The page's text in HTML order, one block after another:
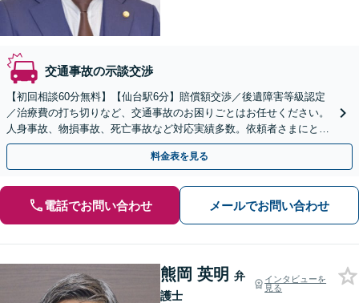
交通事故の示談交渉
【初回相談60分無料】【仙台駅6分】賠償額交渉／後遺障害等級認定
／治療費の打ち切りなど、交通事故のお困りごとはお任せください。
人身事故、物損事故、死亡事故など対応実績多数。依頼者さまにとっ
て最善の解決となるよう、粘り強く交渉・対応します
料金表を見る
電話でお問い合わせ メールでお問い合わせ
熊岡 英明 弁
護士
インタビューを
見る